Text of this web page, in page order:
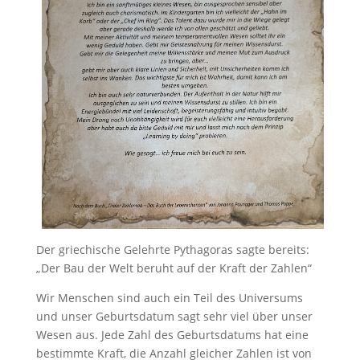
Der griechische Gelehrte Pythagoras sagte bereits:
„Der Bau der Welt beruht auf der Kraft der Zahlen“
Wir Menschen sind auch ein Teil des Universums
und unser Geburtsdatum sagt sehr viel über unser
Wesen aus. Jede Zahl des Geburtsdatums hat eine
bestimmte Kraft, die Anzahl gleicher Zahlen ist von